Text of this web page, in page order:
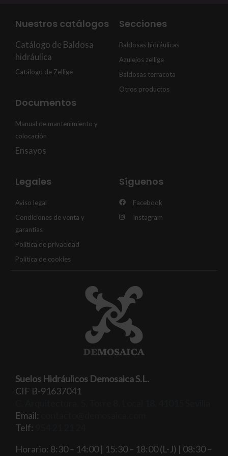
Nuestros catálogos
Catálogo de Baldosa
hidráulica
Catálogo de Zellige
Documentos
Manual de mantenimiento y
colocación
Ensayos
Secciones
Baldosas hidráulicas
Azulejos zellige
Baldosas terracota
Otros productos
Legales
Aviso legal
Condiciones de venta y
garantías
Política de privacidad
Política de cookies
Síguenos
Facebook
Instagram
Suelos Hidráulicos Demosaica S.L.
CIF B-91637041
Email:
Telf:
Horario: 8:30 – 14:00 | 15:30 – 18:00 (L-J) | 08:30 –